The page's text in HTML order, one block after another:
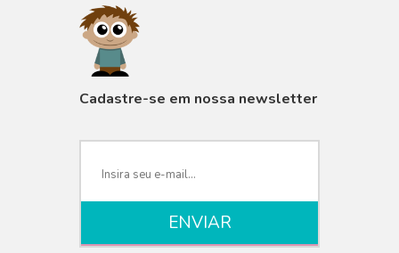
VISUALIZAR
Cadastre-se em nossa newsletter